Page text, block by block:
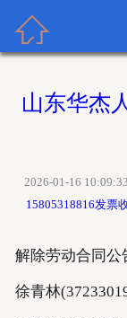

山东华杰
2026-01-16
15805318816发票
解除劳动合同公
徐青林